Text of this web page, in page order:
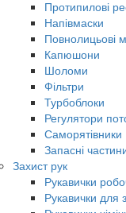
Протипилові
Напівмаски
Повнолицьові
Капюшони
Шоломи
Фільтри
Турбоблоки
Регулятори
Саморятівники
Запасні
Захист рук
Рукавички
Рукавички для